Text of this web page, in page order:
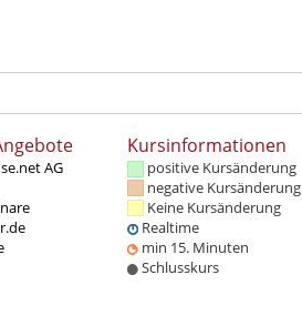
AG
Kursinformationen
positive Kursänderung
negative Kursänderung
Keine Kursänderung
Realtime
min 15. Minuten
Schlusskurs